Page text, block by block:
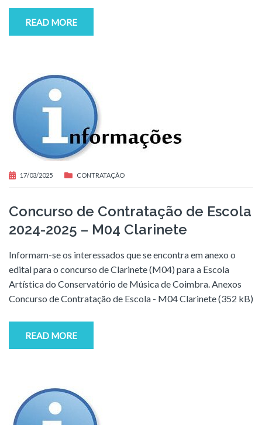
READ MORE
17/03/2025 CONTRATAÇÃO
Concurso de Contratação de Escola
2024-2025 – M04 Clarinete
Informam-se os interessados que se encontra em anexo o
edital para o concurso de Clarinete (M04) para a Escola
Artística do Conservatório de Música de Coimbra. Anexos
Concurso de Contratação de Escola - M04 Clarinete (352 kB)
READ MORE